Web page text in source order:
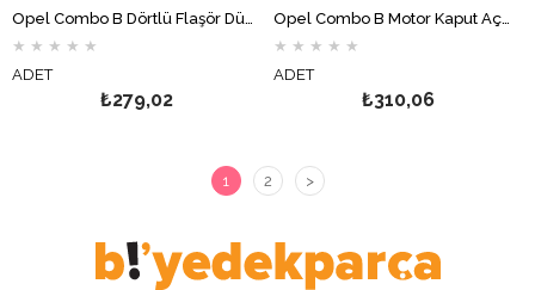
★ ★ ★ ★ ★
ADET
₺279,02
★ ★ ★ ★ ★
ADET
₺310,06
1 2 >